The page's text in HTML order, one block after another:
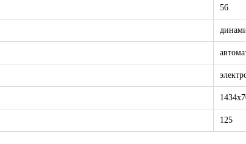
56
125